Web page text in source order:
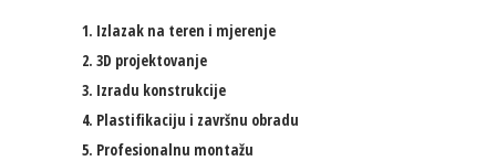
Izlazak na teren i mjerenje
3D projektovanje
Izradu konstrukcije
Plastifikaciju i završnu obradu
Profesionalnu montažu